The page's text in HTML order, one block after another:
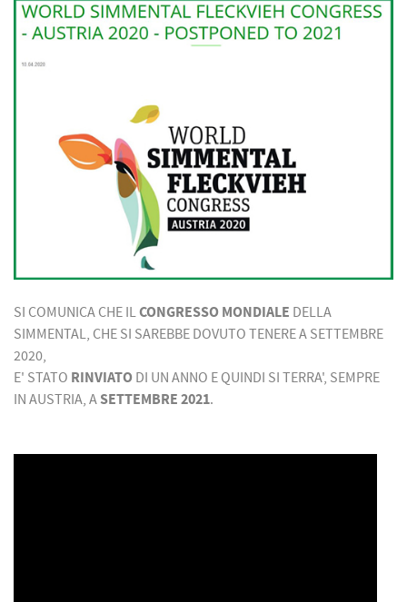
SI COMUNICA CHE ILCONGRESSO MONDIALE DELLA
SIMMENTAL, CHE SI SAREBBE DOVUTO TENERE A SETTEMBRE
2020,
E' STATO RINVIATO DI UN ANNO E QUINDI SI TERRA', SEMPRE
IN AUSTRIA, ASETTEMBRE 2021.